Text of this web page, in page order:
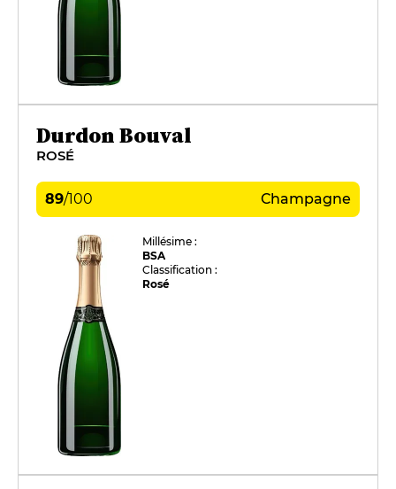
Durdon Bouval
ROSÉ
89/100 Champagne
Millésime :
BSA
Classification :
Rosé